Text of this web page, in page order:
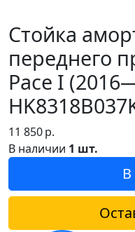
Стойка
переднего
Pace I
11 850р.
В наличии 1 шт.